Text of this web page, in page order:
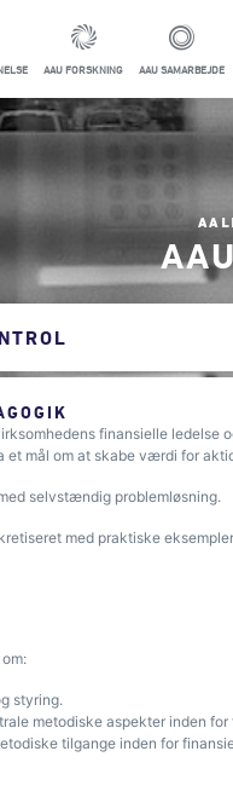
AAU FORSKNING AAU SAMARBEJDE
finansielle ledelse
et mål om at skabe værdi for
selvstændig problemløsning.
med praktiske
styring.
metodiske aspekter inden for
tilgange inden for